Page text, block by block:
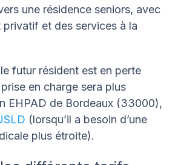
une résidence seniors, avec
privatif et des services à la
futur résident est en perte
en charge sera plus
EHPAD de Bordeaux (33000),
(lorsqu’il a besoin d’une
plus étroite).